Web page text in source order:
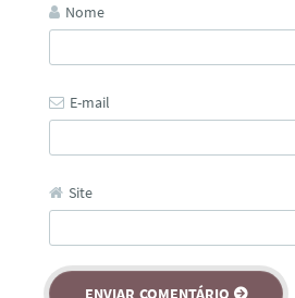
Nome
E-mail
Site